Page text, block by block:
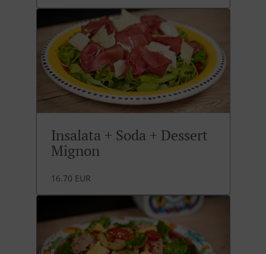
Insalata + Soda + Dessert
Mignon
16.70 EUR